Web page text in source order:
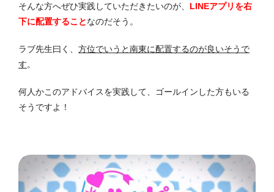
そんな方へぜひ実践していただきたいのが、 LINEアプリを右
下に配置することなのだそう。
ラブ先生曰く、 方位でいうと南東に配置するのが良いそうで
す。
何人かこのアドバイスを実践して、ゴールインした方もいる
そうですよ！